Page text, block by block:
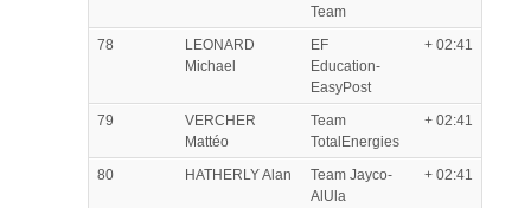
Team
78
LEONARD
Michael
EF
Education-
EasyPost
+ 02:41
79
VERCHER
Mattéo
Team
TotalEnergies
+ 02:41
80 HATHERLY Alan
Team Jayco-
AlUla
+ 02:41